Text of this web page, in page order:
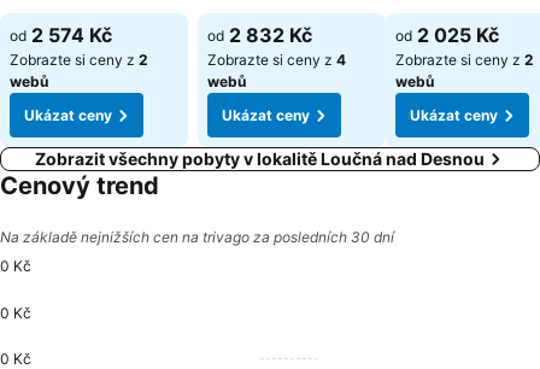
od 2 574 Kč
Zobrazte si ceny z 2
webů
Ukázat ceny
od 2 832 Kč
Zobrazte si ceny z 4
webů
Ukázat ceny
od 2 025 Kč
Zobrazte si ceny z 2
webů
Ukázat ceny
Zobrazit všechny pobyty v lokalitě Loučná nad Desnou
Cenový trend
Na základě nejnižších cen na trivago za posledních 30 dní
0 Kč
0 Kč
0 Kč